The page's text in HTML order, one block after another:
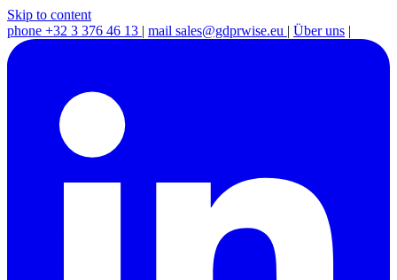
Skip to content
phone +32 3 376 46 13 | mail sales@gdprwise.eu | Über uns |